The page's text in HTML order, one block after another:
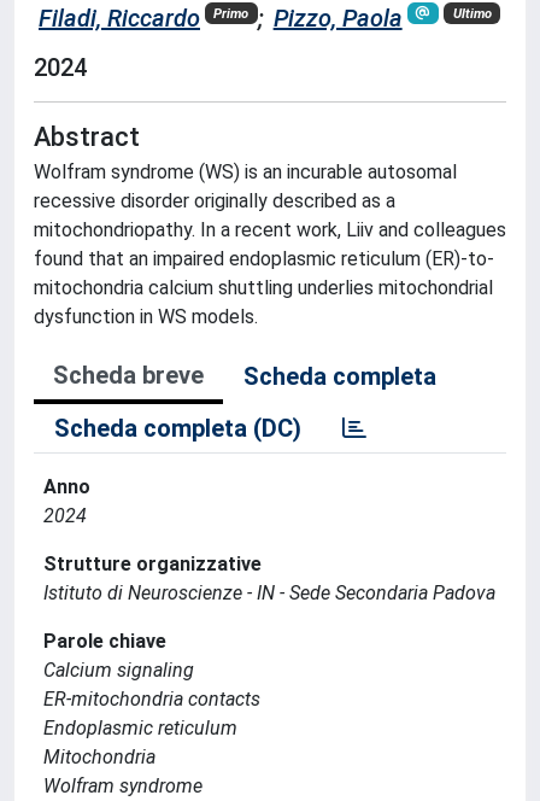
Filadi, Riccardo Primo ; Pizzo, Paola Ultimo
2024
Abstract
Wolfram syndrome (WS) is an incurable autosomal
recessive disorder originally described as a
mitochondriopathy. In a recent work, Liiv and colleagues
found that an impaired endoplasmic reticulum (ER)-to-
mitochondria calcium shuttling underlies mitochondrial
dysfunction in WS models.
Scheda breve
Scheda completa
Scheda completa (DC)
Anno
2024
Strutture organizzative
Istituto di Neuroscienze - IN - Sede Secondaria Padova
Parole chiave
Calcium signaling
ER-mitochondria contacts
Endoplasmic reticulum
Mitochondria
Wolfram syndrome